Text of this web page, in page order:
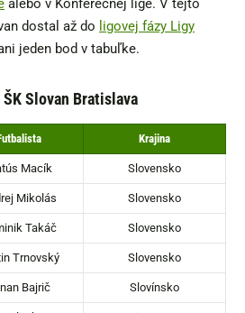
alebo v Konferečnej lige. V tejto
dostal až do ligovej fázy Ligy
jeden bod v tabuľke.
Slovan Bratislava
Krajina
Macík Slovensko
Mikolás Slovensko
Takáč Slovensko
Trnovský Slovensko
Bajrič Slovínsko